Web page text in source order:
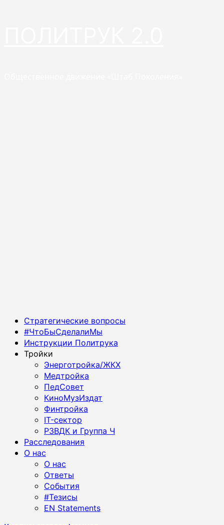
Основное
меню
Стратегические вопросы
#ЧтоБыСделалиМы
Инструкции Политрука
Тройки
Энерготройка/ЖКХ
Медтройка
ПедСовет
КиноМузИздат
Финтройка
IT-сектор
РЗВДК и Группа Ч
Расследования
О нас
О нас
Ответы
События
#Тезисы
EN Statements